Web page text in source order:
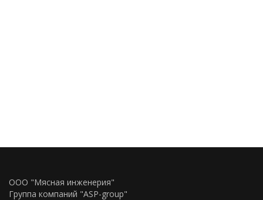
ООО "Мясная инженерия"
Группа компаний "ASP-group"